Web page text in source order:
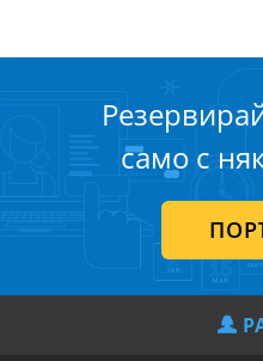
само с